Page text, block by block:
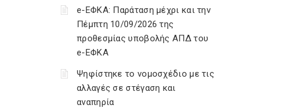
e-ΕΦΚΑ: Παράταση μέχρι και την
Πέμπτη 10/09/2026 της
προθεσμίας υποβολής ΑΠΔ του
e-ΕΦΚΑ
Ψηφίστηκε το νομοσχέδιο με τις
αλλαγές σε στέγαση και
αναπηρία